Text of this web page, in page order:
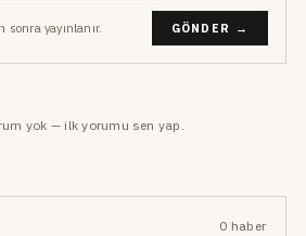
sonra yayınlanır. GÖNDER →
yok — ilk yorumu sen yap.
0 haber